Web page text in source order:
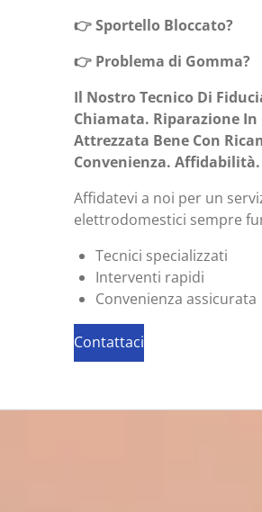
👉 Sportello Bloccato?
👉 Problema di Gomma?
Il Nostro Tecnico Di
Chiamata. Riparazione
Attrezzata Bene Con
Convenienza. Affidabilità.
Affidatevi a noi per un
elettrodomestici sempre
Tecnici specializzati
Interventi rapidi
Convenienza assicurata
Contattaci